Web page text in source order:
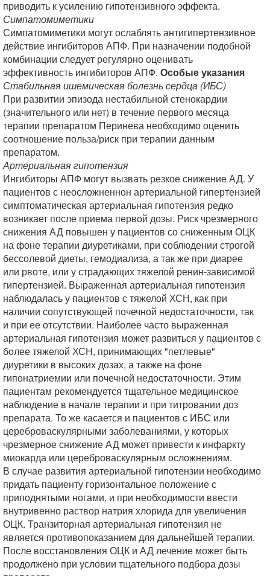
приводить к усилению гипотензивного эффекта.
Симпатомиметики
Симпатомиметики могут ослаблять антигипертензивное
действие ингибиторов АПФ. При назначении подобной
комбинации следует регулярно оценивать
эффективность ингибиторов АПФ. Особые указания
Стабильная ишемическая болезнь сердца (ИБС)
При развитии эпизода нестабильной стенокардии
(значительного или нет) в течение первого месяца
терапии препаратом Перинева необходимо оценить
соотношение польза/риск при терапии данным
препаратом.
Артериальная гипотензия
Ингибиторы АПФ могут вызвать резкое снижение АД. У
пациентов с неосложненнон артериальной гипертензией
симптоматическая артериальная гипотензия редко
возникает после приема первой дозы. Риск чрезмерного
снижения АД повышен у пациентов со сниженным ОЦК
на фоне терапии диуретиками, при соблюдении строгой
бессолевой диеты, гемодиализа, а так же при диарее
или рвоте, или у страдающих тяжелой ренин-зависимой
гипертензией. Выраженная артериальная гипотензия
наблюдалась у пациентов с тяжелой ХСН, как при
наличии сопутствующей почечной недостаточности, так
и при ее отсутствии. Наиболее часто выраженная
артериальная гипотензия может развиться у пациентов с
более тяжелой ХСН, принимающих "петлевые"
диуретики в высоких дозах, а также на фоне
гипонатриемии или почечной недостаточности. Этим
пациентам рекомендуется тщательное медицинское
наблюдение в начале терапии и при титровании доз
препарата. То же касается и пациентов с ИБС или
цереброваскулярными заболеваниями, у которых
чрезмерное снижение АД может привести к инфаркту
миокарда или цереброваскулярным осложнениям.
В случае развития артериальной гипотензии необходимо
придать пациенту горизонтальное положение с
приподнятыми ногами, и при необходимости ввести
внутривенно раствор натрия хлорида для увеличения
ОЦК. Транзиторная артериальная гипотензия не
является противопоказанием для дальнейшей терапии.
После восстановления ОЦК и АД лечение может быть
продолжено при условии тщательного подбора дозы